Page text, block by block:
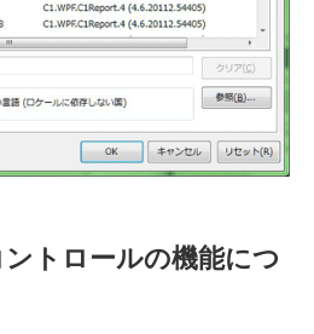
トロールの機能につ